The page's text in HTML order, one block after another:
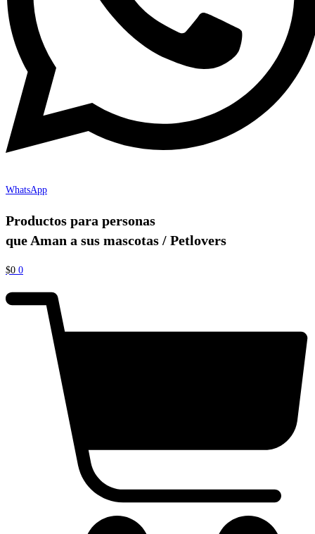
WhatsApp
Productos para personas
que Aman a sus mascotas / Petlovers
$0 0